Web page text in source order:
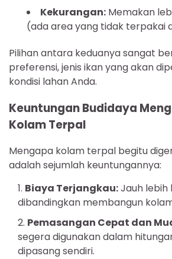
Kekurangan: Memakan
(ada area yang tidak terpakai
Pilihan antara keduanya sangat
preferensi, jenis ikan yang akan
kondisi lahan Anda.
Keuntungan Budidaya
Kolam Terpal
Mengapa kolam terpal begitu
adalah sejumlah keuntungannya:
Biaya Terjangkau:Jauh lebih
dibandingkan membangun
Pemasangan Cepat dan
segera digunakan dalam
dipasang sendiri.